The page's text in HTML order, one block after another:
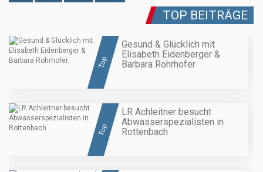
TOP BEITRÄGE
Top
Gesund & Glücklich mit
Elisabeth Eidenberger &
Barbara Rohrhofer
Top
LR Achleitner besucht
Abwasserspezialisten in
Rottenbach